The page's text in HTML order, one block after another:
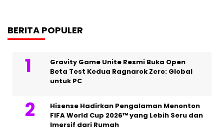
BERITA POPULER
Gravity Game Unite Resmi Buka Open
Beta Test Kedua Ragnarok Zero: Global
untuk PC
Hisense Hadirkan Pengalaman Menonton
FIFA World Cup 2026™ yang Lebih Seru dan
Imersif dari Rumah